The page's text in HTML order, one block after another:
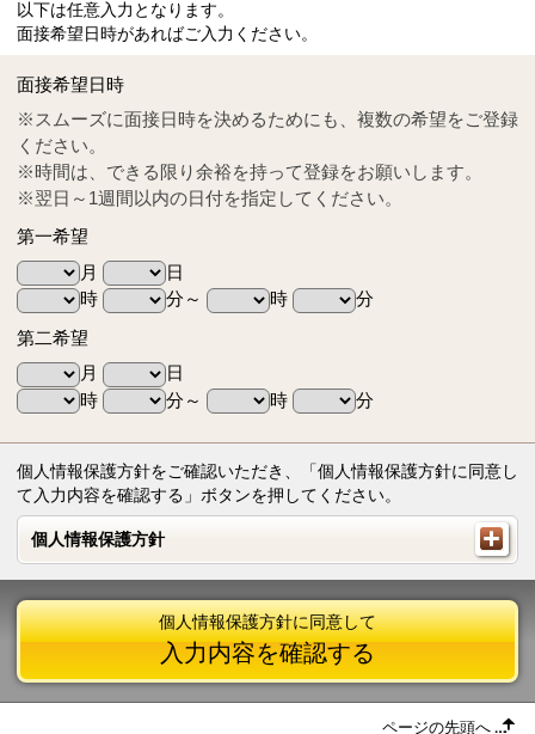
Tel
0570-55-0314
以下は任意入力となります。
面接希望日時があればご入力ください。
面接希望日時
※スムーズに面接日時を決めるためにも、複数の希望をご登録
ください。
※時間は、できる限り余裕を持って登録をお願いします。
※翌日～1週間以内の日付を指定してください。
第一希望
月
日
時
分～ 時
分
第二希望
月
日
時
分～ 時 分
個人情報保護方針をご確認いただき、「個人情報保護方針に同意し
て入力内容を確認する」ボタンを押してください。
個人情報保護方針
個人情報保護方針
個人情報保護方針に同意して
入力内容を確認する
ページの先頭へ